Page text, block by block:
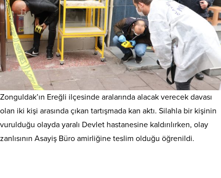
Zonguldak’ın Ereğli ilçesinde aralarında alacak verecek davası
olan iki kişi arasında çıkan tartışmada kan aktı. Silahla bir kişinin
vurulduğu olayda yaralı Devlet hastanesine kaldırılırken, olay
zanlısının Asayiş Büro amirliğine teslim olduğu öğrenildi.